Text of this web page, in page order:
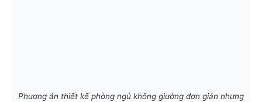
Phương án thiết kế phòng ngủ không giường đơn giản nhưng